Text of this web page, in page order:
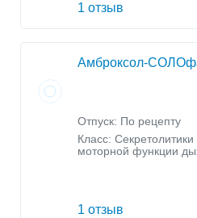
1 отзыв
Амброксол-
Отпуск: По рецепту
Класс:
моторной функции
1 отзыв